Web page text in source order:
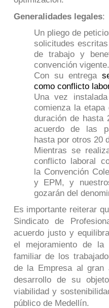
Generalidades legales:
Un pliego de
solicitudes
de trabajo y
convención vigente.
Con su entrega
como conflicto
Una vez
comienza la
duración de hasta
acuerdo de las
hasta por otros 20
Mientras se
conflicto laboral
la Convención
y EPM, y
gozarán del
Es importante reiterar
Sindicato de
acuerdo justo y
el mejoramiento de
familiar de los
de la Empresa al gran
desarrollo de su
viabilidad y
público de Medellín.